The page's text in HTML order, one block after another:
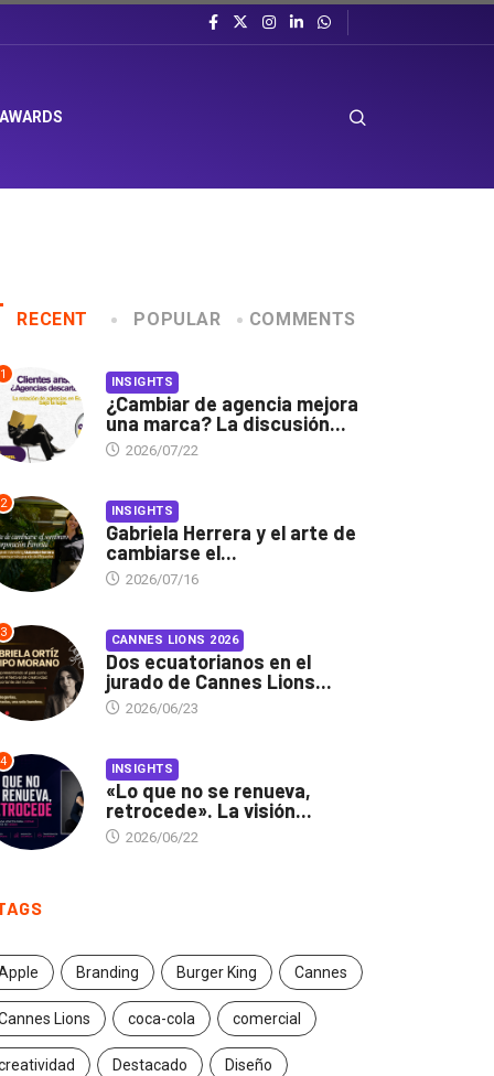
RECENT POPULAR COMMENTS
1 INSIGHTS
¿Cambiar de agencia mejora
una marca? La discusión...
2026/07/22
2 INSIGHTS
Gabriela Herrera y el arte de
cambiarse el...
2026/07/16
3 CANNES LIONS 2026
Dos ecuatorianos en el
jurado de Cannes Lions...
2026/06/23
4 INSIGHTS
«Lo que no se renueva,
retrocede». La visión...
2026/06/22
Branding Burger King Cannes
Lions coca-cola comercial
Destacado Diseño